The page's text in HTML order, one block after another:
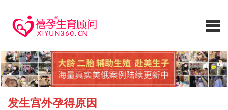
发生宫外孕得原因